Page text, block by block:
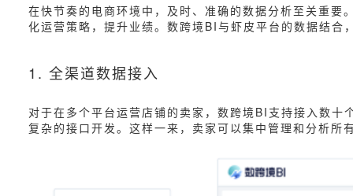
在快节奏的电商环境中，及时、准确的数据分析至关重
化运营策略，提升业绩。数跨境BI与虾皮平台的数据结合
1. 全渠道数据接入
对于在多个平台运营店铺的卖家，数跨境BI支持接入数
复杂的接口开发。这样一来，卖家可以集中管理和分析所